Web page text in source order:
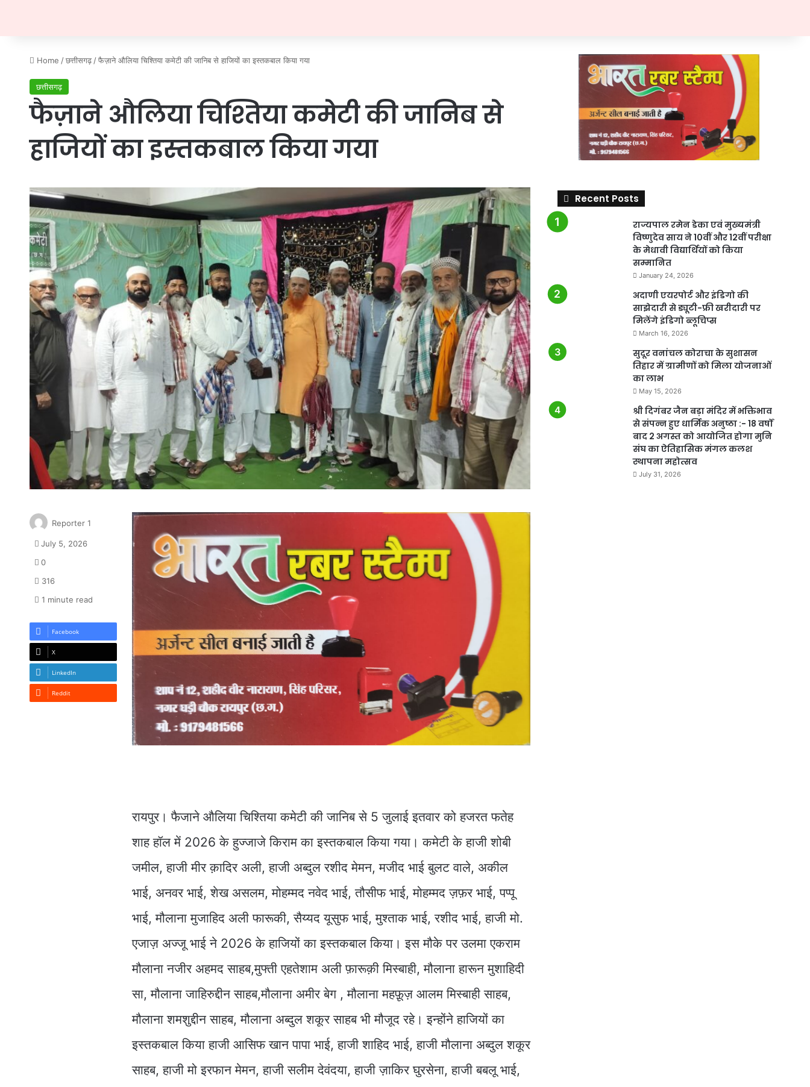
Home / छत्तीसगढ़ / फैज़ाने औलिया चिश्तिया कमेटी की जानिब से हाजियों का इस्तकबाल किया गया
छत्तीसगढ़
फैज़ाने औलिया चिश्तिया कमेटी की जानिब से
हाजियों का इस्तकबाल किया गया
रायपुर। फैजाने औलिया चिश्तिया कमेटी की जानिब से 5 जुलाई इतवार को हजरत फतेह
शाह हॉल में 2026 के हुज्जाजे किराम का इस्तकबाल किया गया। कमेटी के हाजी शोबी
जमील, हाजी मीर क़ादिर अली, हाजी अब्दुल रशीद मेमन, मजीद भाई बुलट वाले, अकील
भाई, अनवर भाई, शेख असलम, मोहम्मद नवेद भाई, तौसीफ भाई, मोहम्मद ज़फ़र भाई, पप्पू
भाई, मौलाना मुजाहिद अली फारूकी, सैय्यद यूसुफ भाई, मुश्ताक भाई, रशीद भाई, हाजी मो.
एजाज़ अज्जू भाई ने 2026 के हाजियों का इस्तकबाल किया। इस मौके पर उलमा एकराम
मौलाना नजीर अहमद साहब,मुफ्ती एहतेशाम अली फ़ारूक़ी मिस्बाही, मौलाना हारून मुशाहिदी
सा, मौलाना जाहिरुद्दीन साहब,मौलाना अमीर बेग , मौलाना महफ़ूज़ आलम मिस्बाही साहब,
मौलाना शमशुद्दीन साहब, मौलाना अब्दुल शकूर साहब भी मौजूद रहे। इन्होंने हाजियों का
इस्तकबाल किया हाजी आसिफ खान पापा भाई, हाजी शाहिद भाई, हाजी मौलाना अब्दुल शकूर
साहब, हाजी मो इरफान मेमन, हाजी सलीम देवंदया, हाजी ज़ाकिर घुरसेना, हाजी बबलू भाई,
Reporter 1
July 5, 2026
0
316
1 minute read
Facebook
X
LinkedIn
Reddit
Recent Posts
राज्यपाल रमेन डेका एवं मुख्यमंत्री
विष्णुदेव साय ने 10वीं और 12वीं परीक्षा
के मेधावी विद्यार्थियों को किया
सम्मानित
January 24, 2026
अदाणी एयरपोर्ट और इंडिगो की
साझेदारी से ड्यूटी-फ्री खरीदारी पर
मिलेंगे इंडिगो ब्लूचिप्स
March 16, 2026
सुदूर वनांचल कोराचा के सुशासन
तिहार में ग्रामीणों को मिला योजनाओं
का लाभ
May 15, 2026
श्री दिगंबर जैन बड़ा मंदिर में भक्तिभाव
से संपन्न हुए धार्मिक अनुष्ठा :- 18 वर्षों
बाद 2 अगस्त को आयोजित होगा मुनि
संघ का ऐतिहासिक मंगल कलश
स्थापना महोत्सव
July 31, 2026